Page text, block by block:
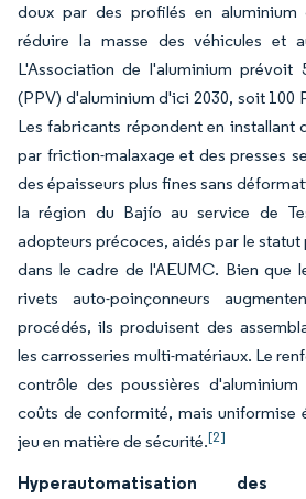
doux par des profilés en
réduire la masse des véhicules et
L'Association de l'aluminium prévoit
(PPV) d'aluminium d'ici 2030, soit 100
Les fabricants répondent en installant
par friction-malaxage et des presses
des épaisseurs plus fines sans
la région du Bajío au service de
adopteurs précoces, aidés par le
dans le cadre de l'AEUMC. Bien que
rivets auto-poinçonneurs
procédés, ils produisent des
les carrosseries multi-matériaux. Le
contrôle des poussières
coûts de conformité, mais uniformise
jeu en matière de sécurité.[2]
Hyperautomatisation